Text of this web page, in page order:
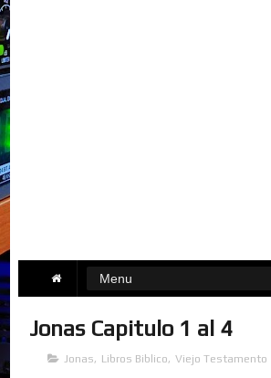
Jonas Capitulo 1 al 4
Jonas, Libros Biblico, Viejo Testamento